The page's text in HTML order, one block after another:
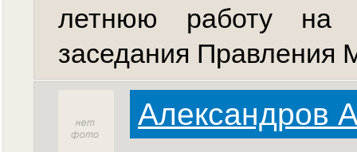
летнюю работу на
заседания Правления
Александров